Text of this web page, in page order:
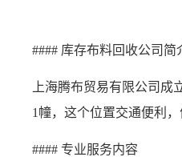
#### 库存布料回收公司简
上海腾布贸易有限公司成
1幢，这个位置交通便利
#### 专业服务内容